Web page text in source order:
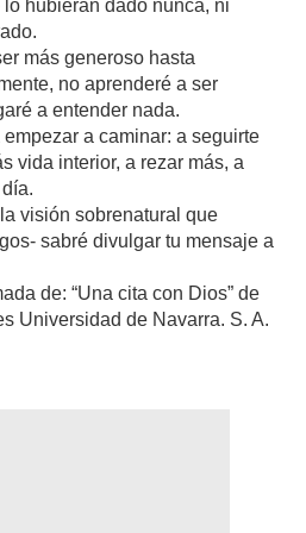
hubieran dado nunca, ni
más generoso hasta
no aprenderé a ser
a entender nada.
a caminar: a seguirte
vida interior, a rezar más, a
visión sobrenatural que
sabré divulgar tu mensaje a
de: “Una cita con Dios” de
Universidad de Navarra. S. A.